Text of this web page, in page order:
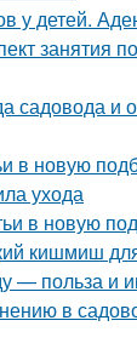
у детей.
занятия
и
в новую
ухода
в новую
кишмиш
— польза и
в